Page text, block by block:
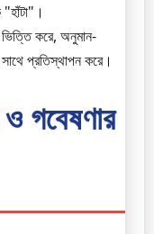
"হাঁটা"।
করে, অনুমান-
প্রতিস্থাপন করে।
গবেষণার